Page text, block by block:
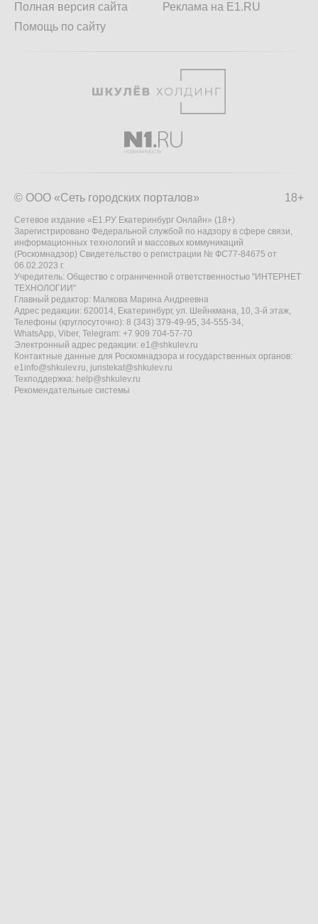
Полная версия сайта
Помощь по сайту
Реклама на E1.RU
18+
© ООО «Сеть городских порталов»
Сетевое издание «Е1.РУ Екатеринбург Онлайн» (18+)
Зарегистрировано Федеральной службой по надзору в сфере связи,
информационных технологий и массовых коммуникаций
(Роскомнадзор) Свидетельство о регистрации № ФС77-84675 от
06.02.2023 г.
Учредитель: Общество с ограниченной ответственностью "ИНТЕРНЕТ
ТЕХНОЛОГИИ"
Главный редактор: Малкова Марина Андреевна
Адрес редакции: 620014, Екатеринбург, ул. Шейнкмана, 10, 3-й этаж,
Телефоны (круглосуточно): 8 (343) 379-49-95, 34-555-34,
WhatsApp, Viber, Telegram: +7 909 704-57-70
Электронный адрес редакции: e1@shkulev.ru
Контактные данные для Роскомнадзора и государственных органов:
e1info@shkulev.ru, juristekat@shkulev.ru
Техподдержка: help@shkulev.ru
Рекомендательные системы